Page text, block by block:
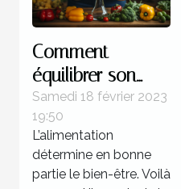
Comment
équilibrer son
alimentation ?
Samedi 18 février 2023
19:50
L’alimentation
détermine en bonne
partie le bien-être. Voilà